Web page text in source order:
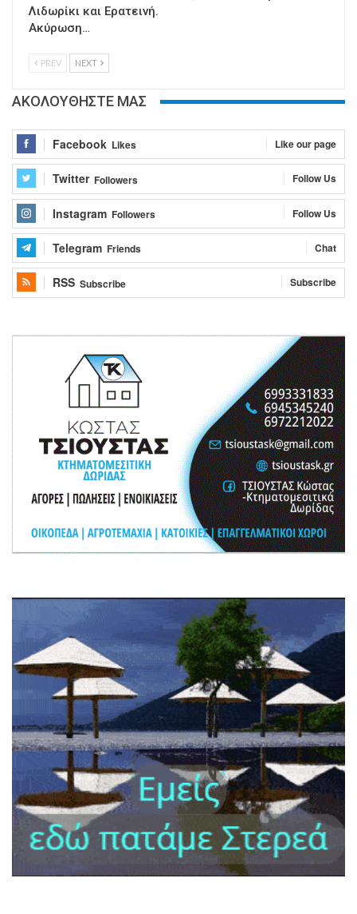
Λιδωρίκι και Ερατεινή.
Ακύρωση…
PREV NEXT
ΑΚΟΛΟΥΘΗΣΤΕ ΜΑΣ
Facebook Likes Like our page
Twitter Followers Follow Us
Instagram Followers Follow Us
Telegram Friends Chat
RSS Subscribe Subscribe